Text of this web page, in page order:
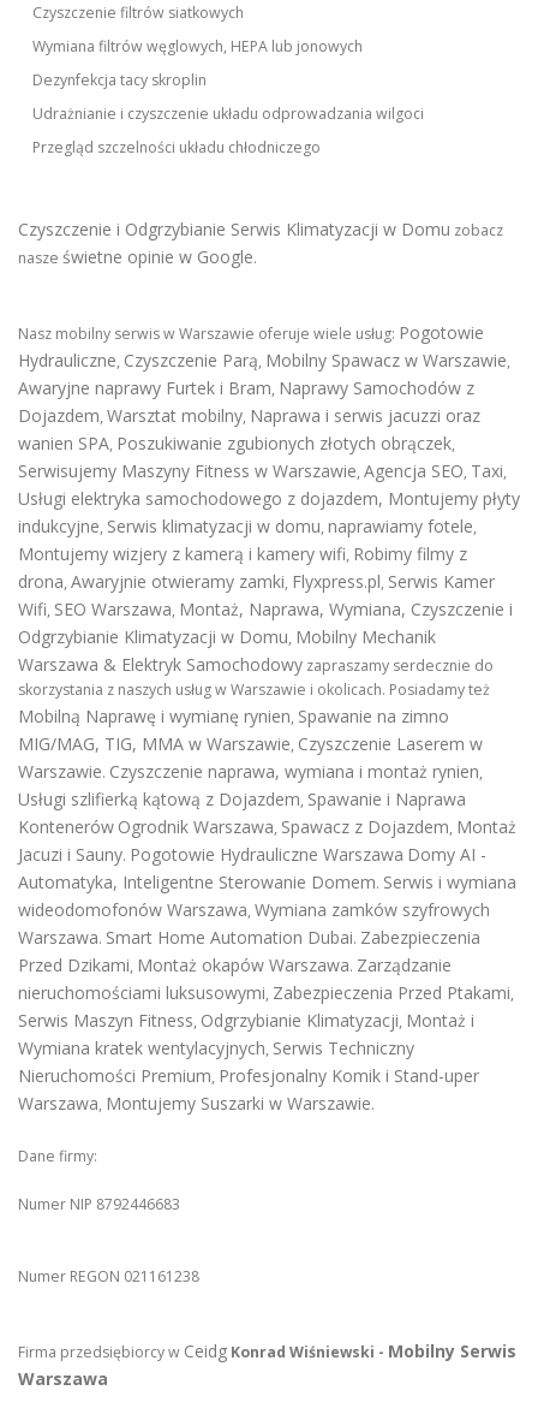
Czyszczenie filtrów siatkowych
Wymiana filtrów węglowych, HEPA lub jonowych
Dezynfekcja tacy skroplin
Udrażnianie i czyszczenie układu odprowadzania wilgoci
Przegląd szczelności układu chłodniczego
Czyszczenie i Odgrzybianie Serwis Klimatyzacji w Domu zobacz
nasze świetne opinie w Google.
Nasz mobilny serwis w Warszawie oferuje wiele usług: Pogotowie
Hydrauliczne, Czyszczenie Parą, Mobilny Spawacz w Warszawie,
Awaryjne naprawy Furtek i Bram, Naprawy Samochodów z
Dojazdem, Warsztat mobilny, Naprawa i serwis jacuzzi oraz
wanien SPA, Poszukiwanie zgubionych złotych obrączek,
Serwisujemy Maszyny Fitness w Warszawie, Agencja SEO, Taxi,
Usługi elektryka samochodowego z dojazdem, Montujemy płyty
indukcyjne, Serwis klimatyzacji w domu, naprawiamy fotele,
Montujemy wizjery z kamerą i kamery wifi, Robimy filmy z
drona, Awaryjnie otwieramy zamki, Flyxpress.pl, Serwis Kamer
Wifi, SEO Warszawa, Montaż, Naprawa, Wymiana, Czyszczenie i
Odgrzybianie Klimatyzacji w Domu, Mobilny Mechanik
Warszawa & Elektryk Samochodowy zapraszamy serdecznie do
skorzystania z naszych usług w Warszawie i okolicach. Posiadamy też
Mobilną Naprawę i wymianę rynien, Spawanie na zimno
MIG/MAG, TIG, MMA w Warszawie, Czyszczenie Laserem w
Warszawie. Czyszczenie naprawa, wymiana i montaż rynien,
Usługi szlifierką kątową z Dojazdem, Spawanie i Naprawa
Kontenerów Ogrodnik Warszawa, Spawacz z Dojazdem, Montaż
Jacuzi i Sauny. Pogotowie Hydrauliczne Warszawa Domy AI -
Automatyka, Inteligentne Sterowanie Domem. Serwis i wymiana
wideodomofonów Warszawa, Wymiana zamków szyfrowych
Warszawa. Smart Home Automation Dubai. Zabezpieczenia
Przed Dzikami, Montaż okapów Warszawa. Zarządzanie
nieruchomościami luksusowymi, Zabezpieczenia Przed Ptakami,
Serwis Maszyn Fitness, Odgrzybianie Klimatyzacji, Montaż i
Wymiana kratek wentylacyjnych, Serwis Techniczny
Nieruchomości Premium, Profesjonalny Komik i Stand-uper
Warszawa, Montujemy Suszarki w Warszawie.
Dane firmy:
Numer NIP 8792446683
Numer REGON 021161238
Firma przedsiębiorcy w Ceidg Konrad Wiśniewski - Mobilny Serwis
Warszawa